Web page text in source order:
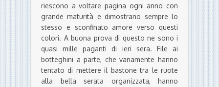
riescono a voltare pagina ogni anno con
grande maturità e dimostrano sempre lo
stesso e sconfinato amore verso questi
colori. A buona prova di questo ne sono i
quasi mille paganti di ieri sera. File ai
botteghini a parte, che vanamente hanno
tentato di mettere il bastone tra le ruote
alla bella serata organizzata, hanno